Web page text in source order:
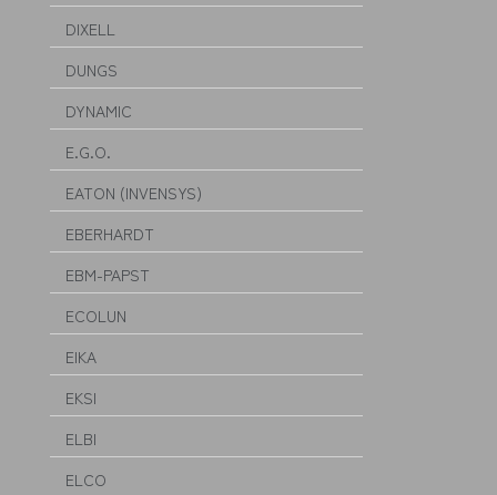
DIXELL
DUNGS
DYNAMIC
E.G.O.
EATON (INVENSYS)
EBERHARDT
EBM-PAPST
ECOLUN
EIKA
EKSI
ELBI
ELCO